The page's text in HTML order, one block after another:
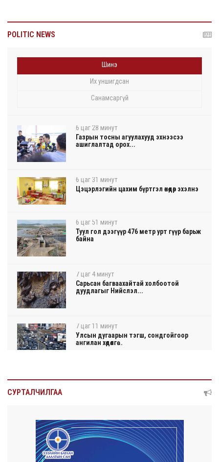
POLITIC NEWS
Шинэ
Их уншигдсан
Санамсаргүй
6 цаг 28 минут
Газрын тосны агуулахууд эхнээсээ
ашиглалтад орох...
6 цаг 31 минут
Цэцэрлэгийн цахим бүртгэл өнөөдөр эхэлнэ
6 цаг 51 минут
Туул гол дээгүүр 476 метр урт гүүр барьж
байна
7 цаг 4 минут
Сарьсан багваахайтай холбоотой
дуудлагыг Нийслэл...
7 цаг 11 минут
Улсын дугаарын тэгш, сондгойгоор
ангилан хөдөлгө...
7 цаг 17 минут
7 цаг 20 минут
КОП17-д ажиллах онцгой байдлын
бүрэлдэхүүн хамта...
СУРТАЛЧИЛГАА